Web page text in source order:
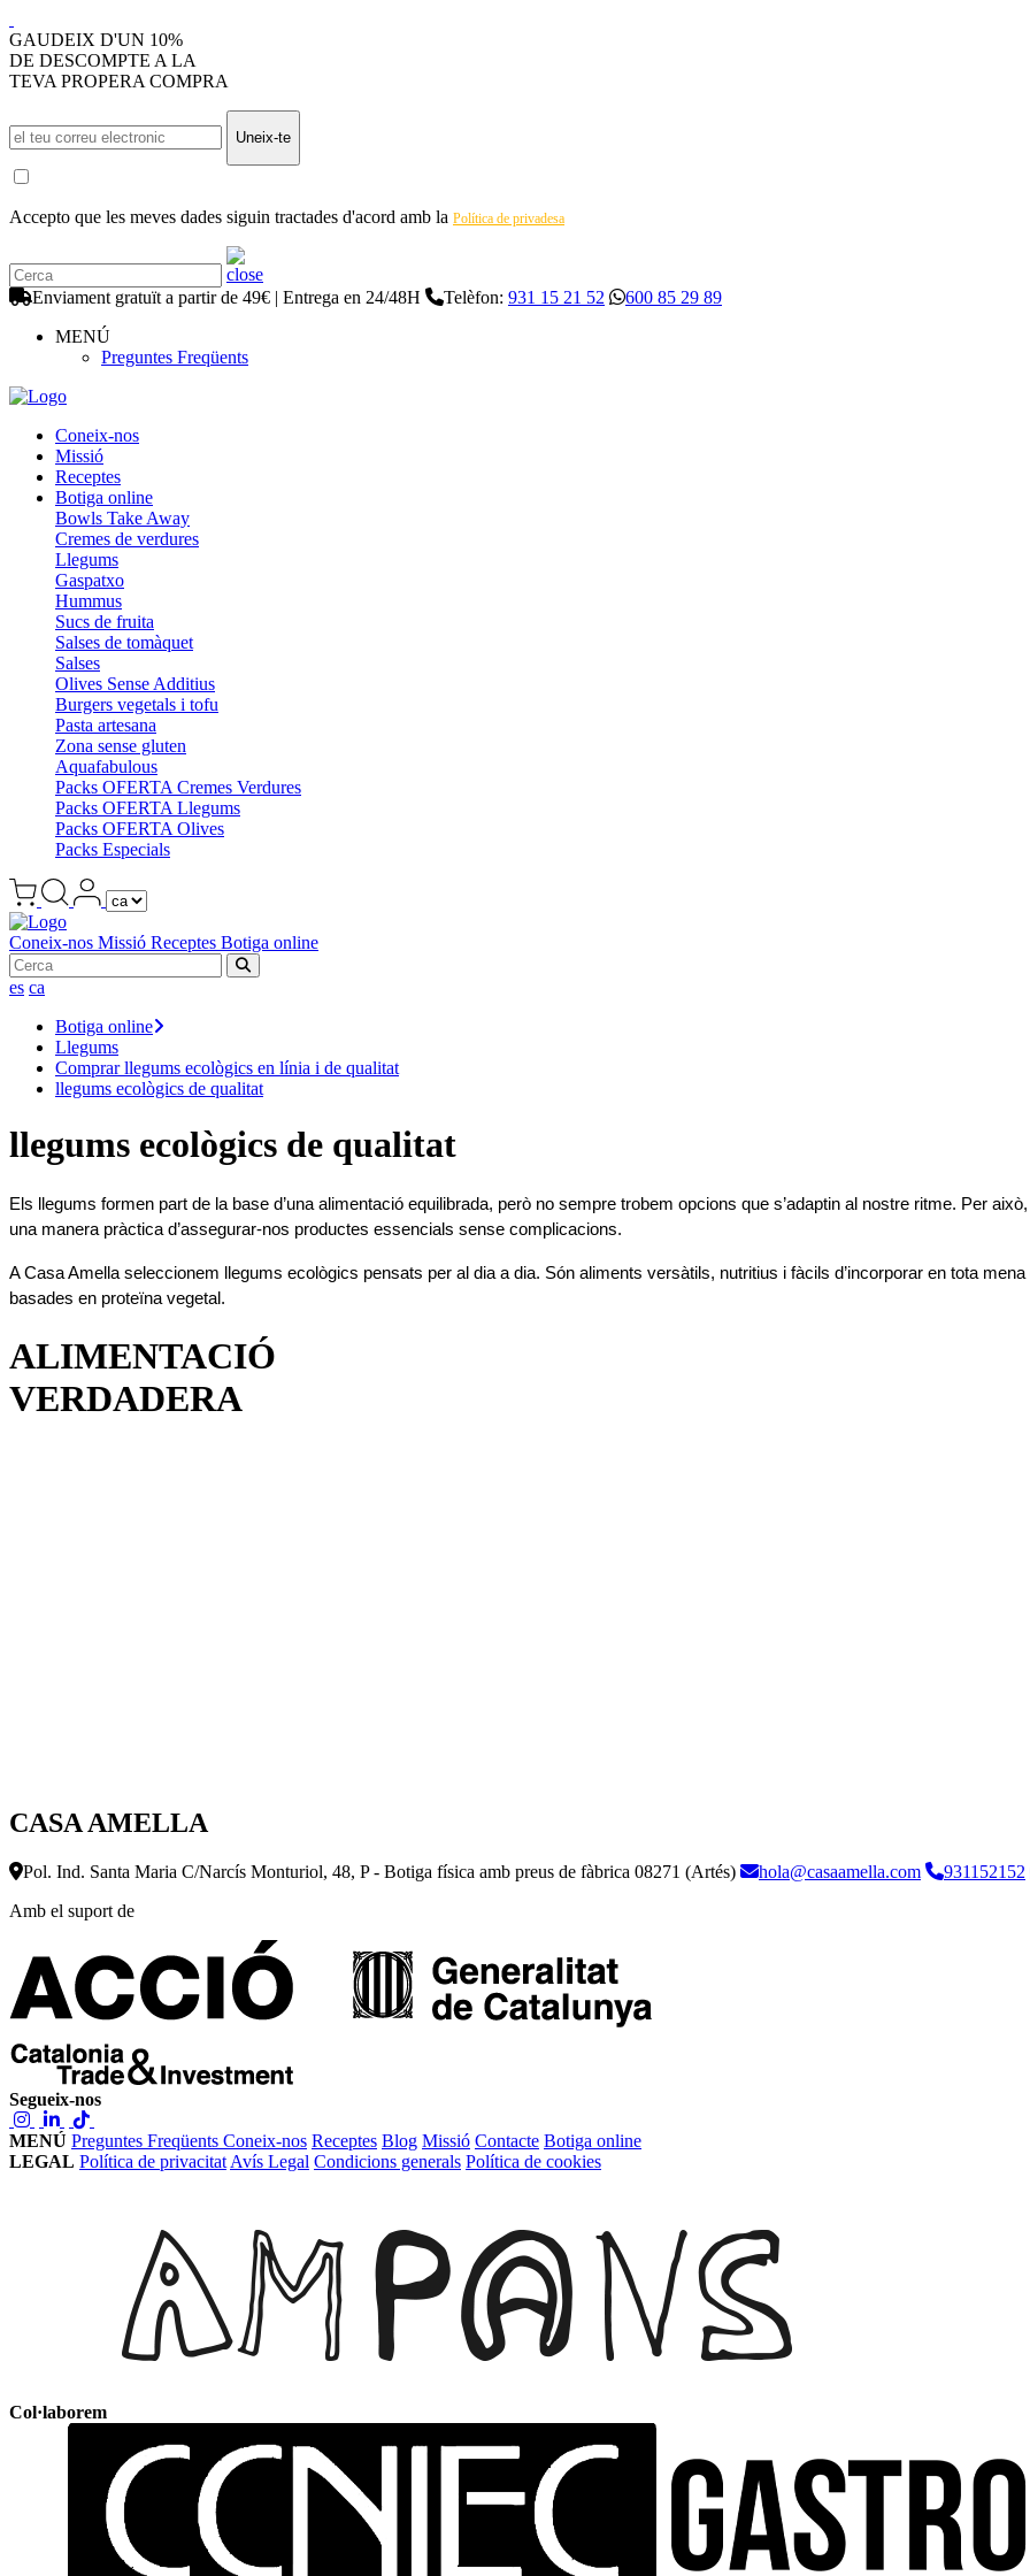
GAUDEIX D'UN 10%
DE DESCOMPTE A LA
TEVA PROPERA COMPRA
Uneix-te
Accepto que les meves dades siguin tractades d'acord amb la Política de privadesa
Enviament gratuït a partir de 49€ | Entrega en 24/48H Telèfon: 931 15 21 52
600 85 29 89
MENÚ
Preguntes Freqüents
Coneix-nos
Missió
Receptes
Botiga online
Bowls Take Away
Cremes de verdures
Llegums
Gaspatxo
Hummus
Sucs de fruita
Salses de tomàquet
Salses
Olives Sense Additius
Burgers vegetals i tofu
Pasta artesana
Zona sense gluten
Aquafabulous
Packs OFERTA Cremes Verdures
Packs OFERTA Llegums
Packs OFERTA Olives
Packs Especials
Coneix-nos Missió Receptes Botiga online
es ca
Botiga online
Llegums
Comprar llegums ecològics en línia i de qualitat
llegums ecològics de qualitat
llegums ecològics de qualitat
Els llegums formen part de la base d’una alimentació equilibrada, però no sempre trobem opcions que s’adaptin al nostre ritme. Per
una manera pràctica d’assegurar-nos productes essencials sense complicacions.
A Casa Amella seleccionem llegums ecològics pensats per al dia a dia. Són aliments versàtils, nutritius i fàcils d’incorporar en tota
basades en proteïna vegetal.
ALIMENTACIÓ
VERDADERA
CASA AMELLA
Pol. Ind. Santa Maria C/Narcís Monturiol, 48, P - Botiga física amb preus de fàbrica 08271 (Artés) hola@casaamella.com 931152152
Amb el suport de
Segueix-nos
MENÚ Preguntes Freqüents Coneix-nos Receptes Blog Missió Contacte Botiga online
LEGAL Política de privacitat Avís Legal Condicions generals Política de cookies
Col·laborem